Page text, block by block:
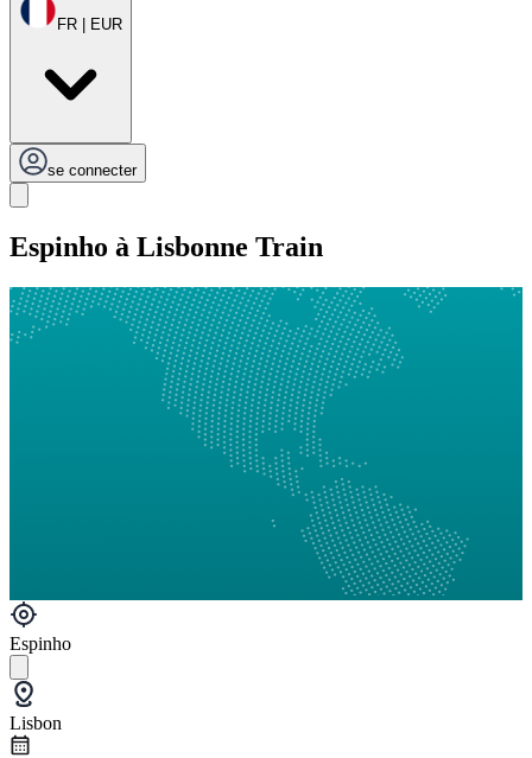
FR | EUR
se connecter
Espinho à Lisbonne Train
Espinho
Lisbon